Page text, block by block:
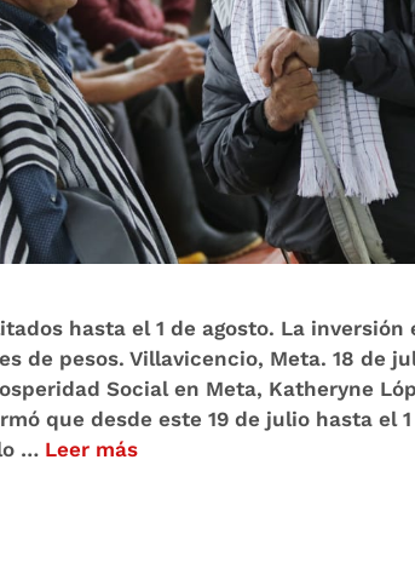
hasta el 1 de agosto. La
de pesos. Villavicencio, Meta. 18 de
Social en Meta, Katheryne
que desde este 19 de julio hasta el
… Leer más